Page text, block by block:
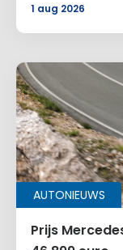
1 aug 2026
AUTONIEUWS
Prijs